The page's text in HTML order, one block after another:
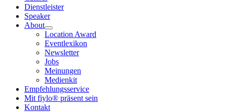
Dienstleister
Speaker
About
Location Award
Eventlexikon
Newsletter
Jobs
Meinungen
Medienkit
Empfehlungsservice
Mit fiylo® präsent sein
Kontakt